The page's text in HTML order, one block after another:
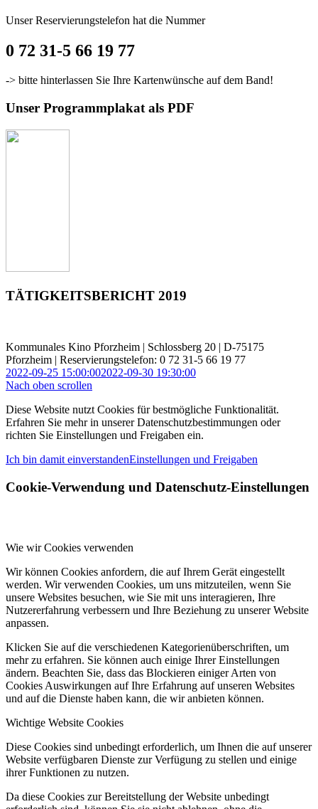
Unser Reservierungstelefon hat die Nummer
0 72 31-5 66 19 77
-> bitte hinterlassen Sie Ihre Kartenwünsche auf dem Band!
Unser Programmplakat als PDF
TÄTIGKEITSBERICHT 2019
Kommunales Kino Pforzheim | Schlossberg 20 | D-75175
Pforzheim | Reservierungstelefon: 0 72 31-5 66 19 77
2022-09-25 15:00:002022-09-30 19:30:00
Nach oben scrollen
Diese Website nutzt Cookies für bestmögliche Funktionalität.
Erfahren Sie mehr in unserer Datenschutzbestimmungen oder
richten Sie Einstellungen und Freigaben ein.
Ich bin damit einverstandenEinstellungen und Freigaben
Cookie-Verwendung und Datenschutz-Einstellungen
Wie wir Cookies verwenden
Wir können Cookies anfordern, die auf Ihrem Gerät eingestellt
werden. Wir verwenden Cookies, um uns mitzuteilen, wenn Sie
unsere Websites besuchen, wie Sie mit uns interagieren, Ihre
Nutzererfahrung verbessern und Ihre Beziehung zu unserer Website
anpassen.
Klicken Sie auf die verschiedenen Kategorienüberschriften, um
mehr zu erfahren. Sie können auch einige Ihrer Einstellungen
ändern. Beachten Sie, dass das Blockieren einiger Arten von
Cookies Auswirkungen auf Ihre Erfahrung auf unseren Websites
und auf die Dienste haben kann, die wir anbieten können.
Wichtige Website Cookies
Diese Cookies sind unbedingt erforderlich, um Ihnen die auf unserer
Website verfügbaren Dienste zur Verfügung zu stellen und einige
ihrer Funktionen zu nutzen.
Da diese Cookies zur Bereitstellung der Website unbedingt